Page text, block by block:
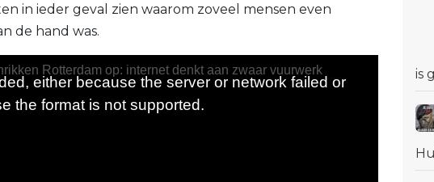
in ieder geval zien waarom zoveel mensen even
de hand was.
is